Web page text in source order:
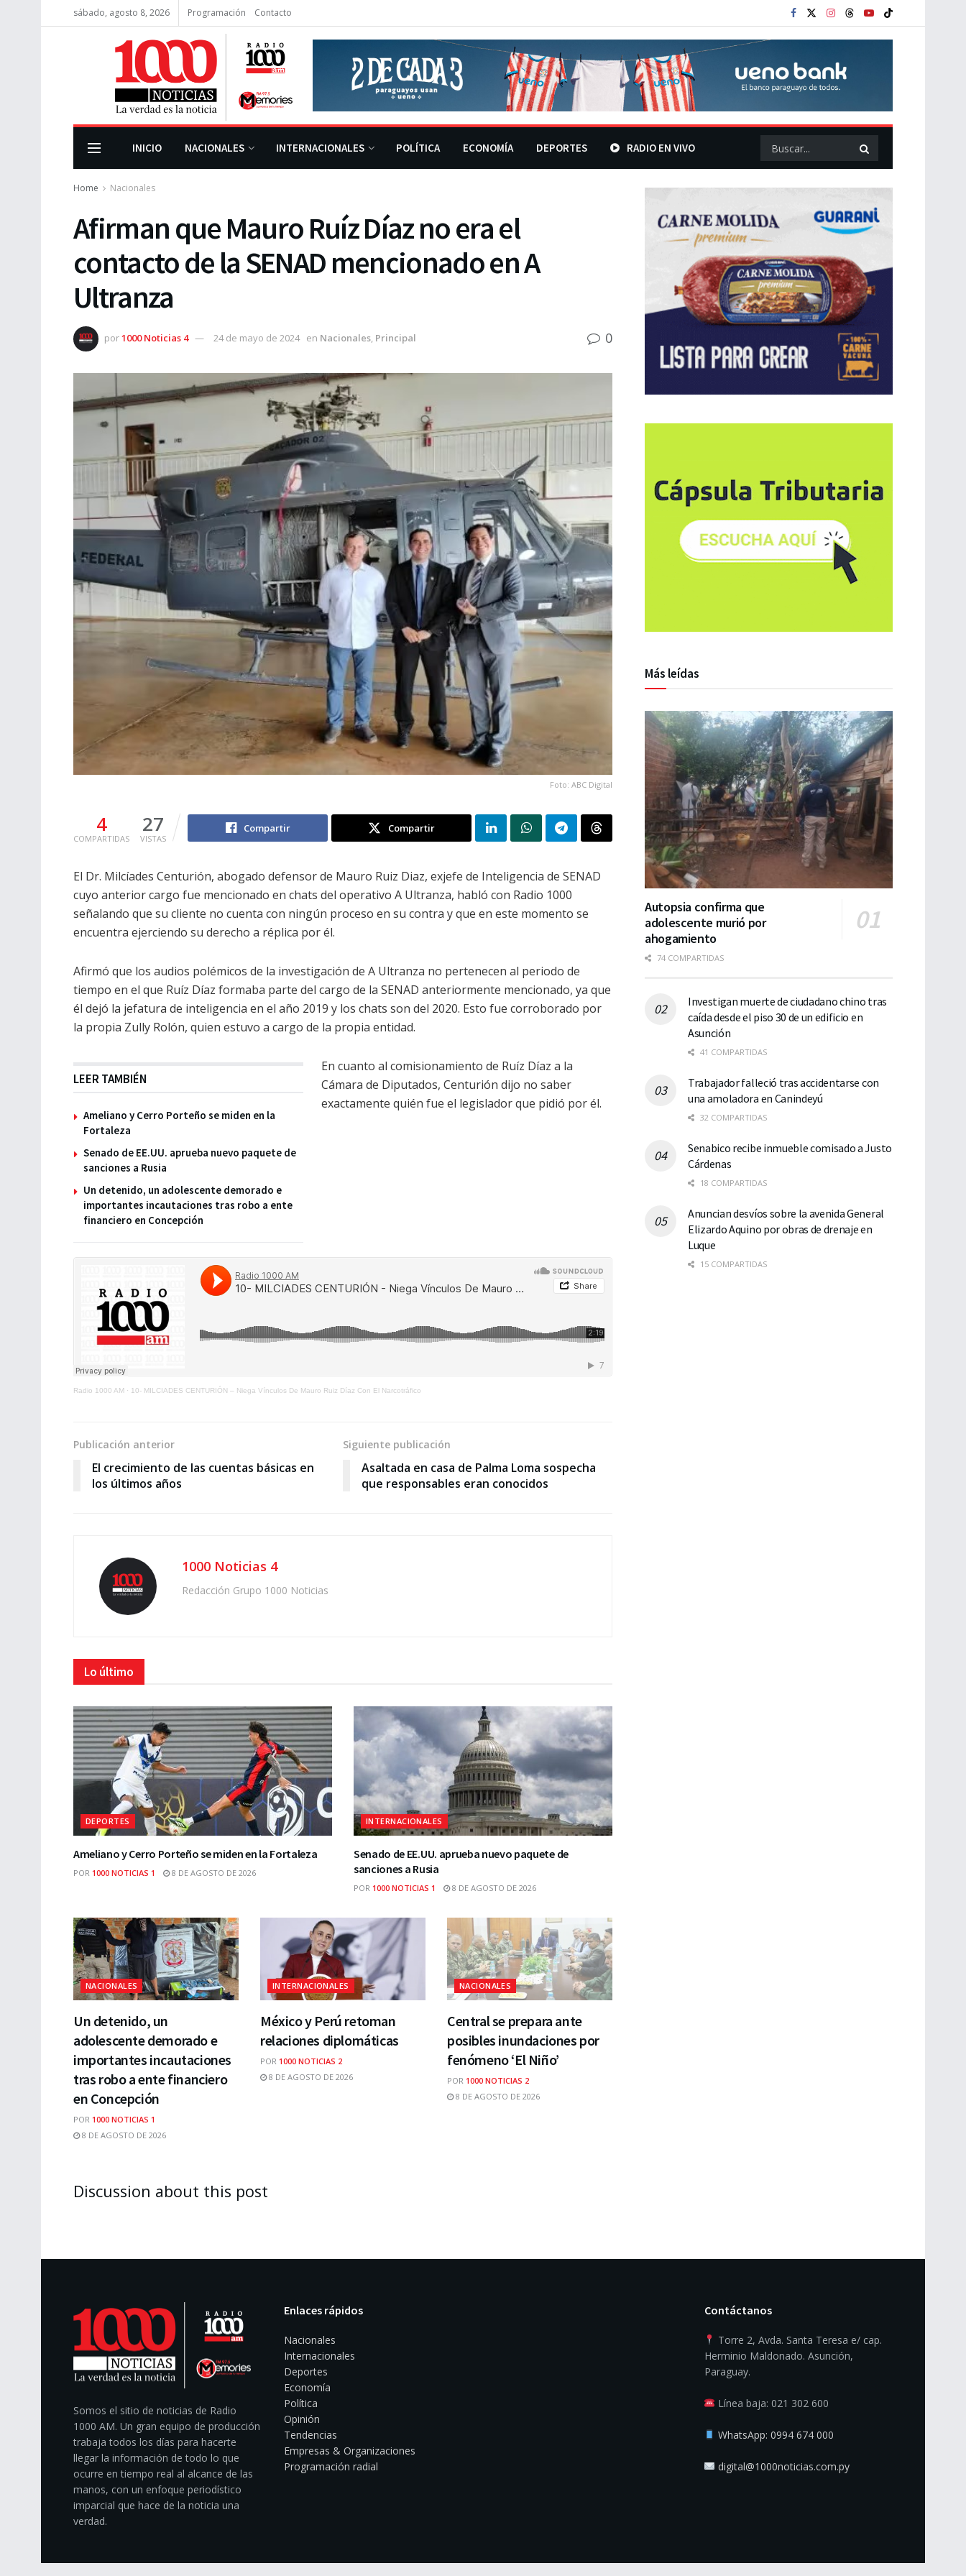
sábado, agosto 8, 2026 Programación Contacto
INICIO NACIONALES INTERNACIONALES POLÍTICA ECONOMÍA DEPORTES RADIO EN VIVO
Home Nacionales
Afirman que Mauro Ruíz Díaz no era el
contacto de la SENAD mencionado en A
Ultranza
por1000 Noticias 4 24 de mayo de 2024 en Nacionales, Principal 0
Foto: ABC Digital
4
COMPARTIDAS
27
VISTAS
Compartir Compartir
El Dr. Milcíades Centurión, abogado defensor de Mauro Ruiz Diaz, exjefe de Inteligencia de SENAD
cuyo anterior cargo fue mencionado en chats del operativo A Ultranza, habló con Radio 1000
señalando que su cliente no cuenta con ningún proceso en su contra y que en este momento se
encuentra ejerciendo su derecho a réplica por él.
Afirmó que los audios polémicos de la investigación de A Ultranza no pertenecen al periodo de
tiempo en el que Ruíz Díaz formaba parte del cargo de la SENAD anteriormente mencionado, ya que
él dejó la jefatura de inteligencia en el año 2019 y los chats son del 2020. Esto fue corroborado por
la propia Zully Rolón, quien estuvo a cargo de la propia entidad.
LEER TAMBIÉN
Ameliano y Cerro Porteño se miden en la
Fortaleza
Senado de EE.UU. aprueba nuevo paquete de
sanciones a Rusia
Un detenido, un adolescente demorado e
importantes incautaciones tras robo a ente
financiero en Concepción
En cuanto al comisionamiento de Ruíz Díaz a la
Cámara de Diputados, Centurión dijo no saber
exactamente quién fue el legislador que pidió por él.
Radio 1000 AM · 10- MILCIADES CENTURIÓN – Niega Vínculos De Mauro Ruiz Díaz Con El Narcotráfico
Publicación anterior
El crecimiento de las cuentas básicas en
los últimos años
Siguiente publicación
Asaltada en casa de Palma Loma sospecha
que responsables eran conocidos
1000 Noticias 4
Redacción Grupo 1000 Noticias
Lo último
DEPORTES
Ameliano y Cerro Porteño se miden en la Fortaleza
POR 1000 NOTICIAS 1 8 DE AGOSTO DE 2026
INTERNACIONALES
Senado de EE.UU. aprueba nuevo paquete de
sanciones a Rusia
POR 1000 NOTICIAS 1 8 DE AGOSTO DE 2026
NACIONALES
Un detenido, un
adolescente demorado e
importantes incautaciones
tras robo a ente financiero
en Concepción
POR 1000 NOTICIAS 1
8 DE AGOSTO DE 2026
INTERNACIONALES
México y Perú retoman
relaciones diplomáticas
POR 1000 NOTICIAS 2
8 DE AGOSTO DE 2026
NACIONALES
Central se prepara ante
posibles inundaciones por
fenómeno ‘El Niño’
POR 1000 NOTICIAS 2
8 DE AGOSTO DE 2026
Discussion about this post
Más leídas
Autopsia confirma que
adolescente murió por
ahogamiento
74 COMPARTIDAS
Investigan muerte de ciudadano chino tras
caída desde el piso 30 de un edificio en
Asunción
41 COMPARTIDAS
Trabajador falleció tras accidentarse con
una amoladora en Canindeyú
32 COMPARTIDAS
Senabico recibe inmueble comisado a Justo
Cárdenas
18 COMPARTIDAS
Anuncian desvíos sobre la avenida General
Elizardo Aquino por obras de drenaje en
Luque
15 COMPARTIDAS
Somos el sitio de noticias de Radio
1000 AM. Un gran equipo de producción
trabaja todos los días para hacerte
llegar la información de todo lo que
ocurre en tiempo real al alcance de las
manos, con un enfoque periodístico
imparcial que hace de la noticia una
verdad.
Enlaces rápidos
Nacionales
Internacionales
Deportes
Economía
Política
Opinión
Tendencias
Empresas & Organizaciones
Programación radial
Contáctanos
Torre 2, Avda. Santa Teresa e/ cap.
Herminio Maldonado. Asunción,
Paraguay.
Línea baja: 021 302 600
WhatsApp: 0994 674 000
digital@1000noticias.com.py